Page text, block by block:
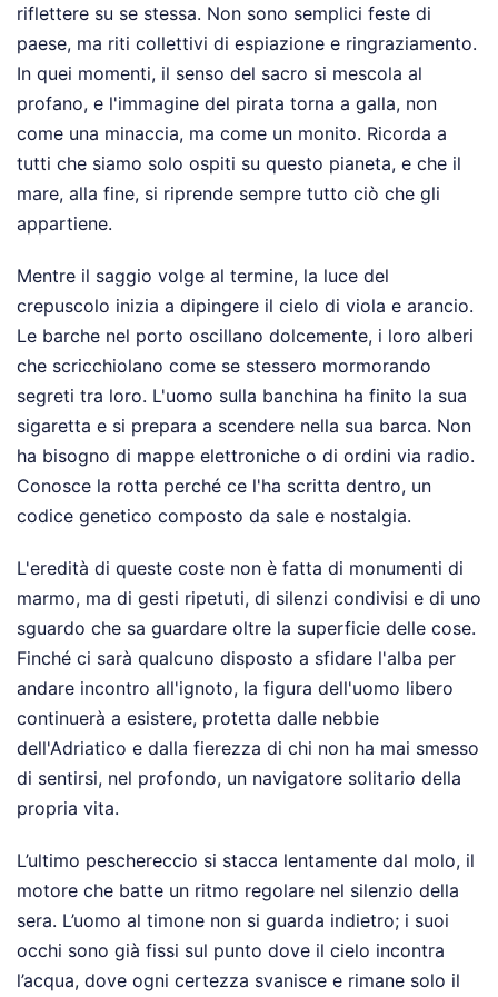
riflettere su se stessa. Non sono semplici feste di
paese, ma riti collettivi di espiazione e ringraziamento.
In quei momenti, il senso del sacro si mescola al
profano, e l'immagine del pirata torna a galla, non
come una minaccia, ma come un monito. Ricorda a
tutti che siamo solo ospiti su questo pianeta, e che il
mare, alla fine, si riprende sempre tutto ciò che gli
appartiene.
Mentre il saggio volge al termine, la luce del
crepuscolo inizia a dipingere il cielo di viola e arancio.
Le barche nel porto oscillano dolcemente, i loro alberi
che scricchiolano come se stessero mormorando
segreti tra loro. L'uomo sulla banchina ha finito la sua
sigaretta e si prepara a scendere nella sua barca. Non
ha bisogno di mappe elettroniche o di ordini via radio.
Conosce la rotta perché ce l'ha scritta dentro, un
codice genetico composto da sale e nostalgia.
L'eredità di queste coste non è fatta di monumenti di
marmo, ma di gesti ripetuti, di silenzi condivisi e di uno
sguardo che sa guardare oltre la superficie delle cose.
Finché ci sarà qualcuno disposto a sfidare l'alba per
andare incontro all'ignoto, la figura dell'uomo libero
continuerà a esistere, protetta dalle nebbie
dell'Adriatico e dalla fierezza di chi non ha mai smesso
di sentirsi, nel profondo, un navigatore solitario della
propria vita.
L’ultimo peschereccio si stacca lentamente dal molo, il
motore che batte un ritmo regolare nel silenzio della
sera. L’uomo al timone non si guarda indietro; i suoi
occhi sono già fissi sul punto dove il cielo incontra
l’acqua, dove ogni certezza svanisce e rimane solo il